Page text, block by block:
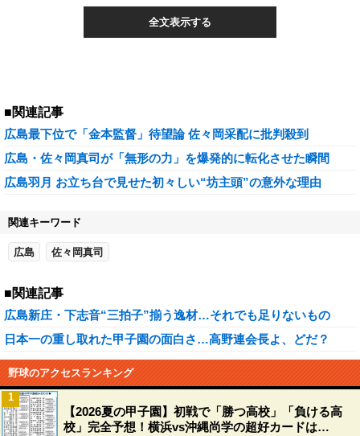
全文表示する
■関連記事
広島最下位で「金本監督」待望論 佐々岡采配に批判殺到
広島・佐々岡真司が「無形の力」を爆発的に転化させた瞬間
広島羽月 お立ち台で見せた初々しい“坊主頭”の意外な理由
関連キーワード
広島 佐々岡真司
■関連記事
広島新庄・下志音“三拍子”揃う逸材…それでも足りないもの
日本一の重し取れた甲子園の面白さ…高野連会長よ、どだ？
野球のアクセスランキング
【2026夏の甲子園】初戦で「勝つ高校」「負ける高
校」完全予想！横浜vs沖縄尚学の超好カードは…
1